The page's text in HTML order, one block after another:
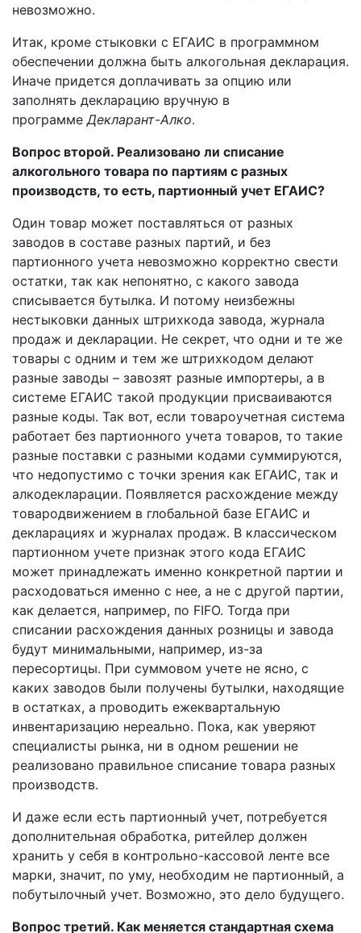
невозможно.
Итак, кроме стыковки с ЕГАИС в программном
обеспечении должна быть алкогольная декларация.
Иначе придется доплачивать за опцию или
заполнять декларацию вручную в
программе Декларант-Алко.
Вопрос второй. Реализовано ли списание
алкогольного товара по партиям с разных
производств, то есть, партионный учет ЕГАИС?
Один товар может поставляться от разных
заводов в составе разных партий, и без
партионного учета невозможно корректно свести
остатки, так как непонятно, с какого завода
списывается бутылка. И потому неизбежны
нестыковки данных штрихкода завода, журнала
продаж и декларации. Не секрет, что одни и те же
товары с одним и тем же штрихкодом делают
разные заводы – завозят разные импортеры, а в
системе ЕГАИС такой продукции присваиваются
разные коды. Так вот, если товароучетная система
работает без партионного учета товаров, то такие
разные поставки с разными кодами суммируются,
что недопустимо с точки зрения как ЕГАИС, так и
алкодекларации. Появляется расхождение между
товародвижением в глобальной базе ЕГАИС и
декларациях и журналах продаж. В классическом
партионном учете признак этого кода ЕГАИС
может принадлежать именно конкретной партии и
расходоваться именно с нее, а не с другой партии,
как делается, например, по FIFO. Тогда при
списании расхождения данных розницы и завода
будут минимальными, например, из-за
пересортицы. При суммовом учете не ясно, с
каких заводов были получены бутылки, находящие
в остатках, а проводить ежеквартальную
инвентаризацию нереально. Пока, как уверяют
специалисты рынка, ни в одном решении не
реализовано правильное списание товара разных
производств.
И даже если есть партионный учет, потребуется
дополнительная обработка, ритейлер должен
хранить у себя в контрольно-кассовой ленте все
марки, значит, по уму, необходим не партионный, а
побутылочный учет. Возможно, это дело будущего.
Вопрос третий. Как меняется стандартная схема